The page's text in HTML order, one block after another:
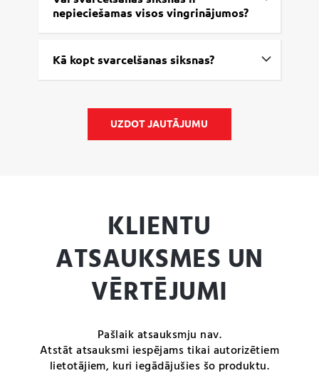
nepieciešamas visos vingrinājumos?
Kā kopt svarcelšanas siksnas?
UZDOT JAUTĀJUMU
KLIENTU
ATSAUKSMES UN
VĒRTĒJUMI
Pašlaik atsauksmju nav.
Atstāt atsauksmi iespējams tikai autorizētiem
lietotājiem, kuri iegādājušies šo produktu.